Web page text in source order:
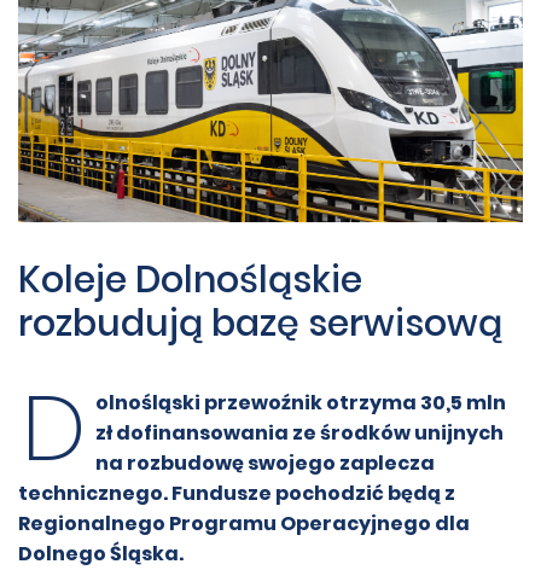
Koleje Dolnośląskie
rozbudują bazę serwisową
D olnośląski przewoźnik otrzyma 30,5 mln
zł dofinansowania ze środków unijnych
na rozbudowę swojego zaplecza
technicznego. Fundusze pochodzić będą z
Regionalnego Programu Operacyjnego dla
Dolnego Śląska.